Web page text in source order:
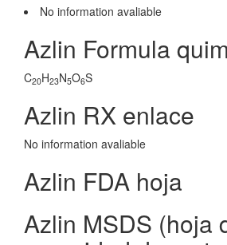
No information avaliable
Azlin Formula
C20H23N5O6S
Azlin RX enlace
No information avaliable
Azlin FDA hoja
Azlin MSDS (hoja